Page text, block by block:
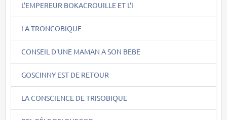
L'EMPEREUR BOKACROUILLE ET L'I
LA TRONCOBIQUE
CONSEIL D'UNE MAMAN A SON BEBE
GOSCINNY EST DE RETOUR
LA CONSCIENCE DE TRISOBIQUE